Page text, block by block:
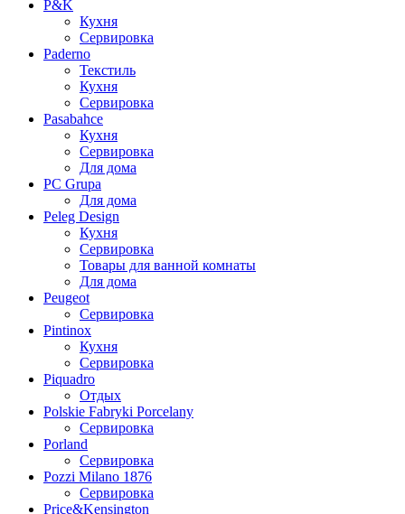
P&K
Кухня
Сервировка
Paderno
Текстиль
Кухня
Сервировка
Pasabahce
Кухня
Сервировка
Для дома
PC Grupa
Для дома
Peleg Design
Кухня
Сервировка
Товары для ванной комнаты
Для дома
Peugeot
Сервировка
Pintinox
Кухня
Сервировка
Piquadro
Отдых
Polskie Fabryki Porcelany
Сервировка
Porland
Сервировка
Pozzi Milano 1876
Сервировка
Price&Kensington